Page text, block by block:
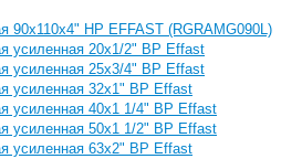
90х110х4" НР EFFAST (RGRAMG090L)
усиленная 20x1/2" ВР Effast
усиленная 25x3/4" ВР Effast
усиленная 32x1" ВР Effast
усиленная 40x1 1/4" ВР Effast
усиленная 50x1 1/2" ВР Effast
усиленная 63x2" ВР Effast